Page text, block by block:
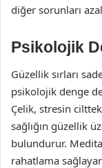
diğer sorunları
Psikolojik
Güzellik sırları
psikolojik denge
Çelik, stresin
sağlığın güzellik
bulundurur.
rahatlama